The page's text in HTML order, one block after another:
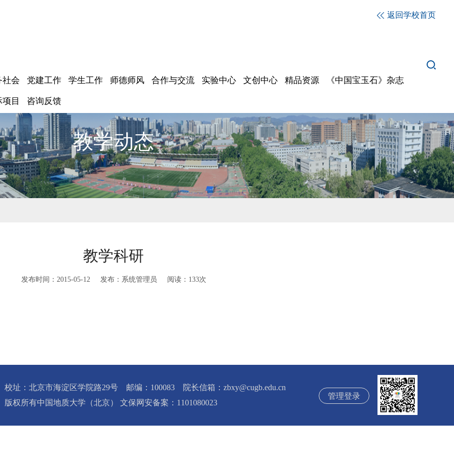
返回学校首页
社会 党建工作 学生工作 师德师风 合作与交流 实验中心 文创中心 精品资源 《中国宝玉石》杂志
目 咨询反馈
教学动态
教学科研
发布时间：2015-05-12 发布：系统管理员 阅读： 133次
校址：北京市海淀区学院路29号 邮编：100083 院长信箱：zbxy@cugb.edu.cn
版权所有中国地质大学（北京） 文保网安备案：1101080023
管理登录